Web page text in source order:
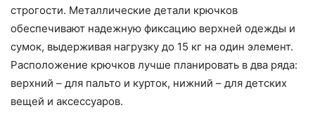
строгости. Металлические детали крючков
обеспечивают надежную фиксацию верхней одежды и
сумок, выдерживая нагрузку до 15 кг на один элемент.
Расположение крючков лучше планировать в два ряда:
верхний – для пальто и курток, нижний – для детских
вещей и аксессуаров.